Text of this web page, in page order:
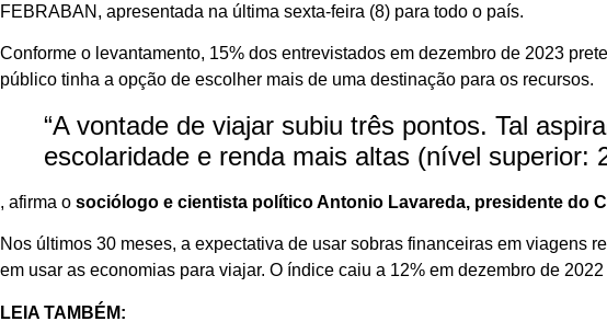
FEBRABAN, apresentada na última sexta-feira (8) para todo o país.
Conforme o levantamento, 15% dos entrevistados em dezembro de 2023
público tinha a opção de escolher mais de uma destinação para os recursos.
“A vontade de viajar subiu três pontos. Tal
escolaridade e renda mais altas (nível superior:
, afirma o sociólogo e cientista político Antonio Lavareda, presidente do
Nos últimos 30 meses, a expectativa de usar sobras financeiras em viagens
em usar as economias para viajar. O índice caiu a 12% em dezembro de
LEIA TAMBÉM: